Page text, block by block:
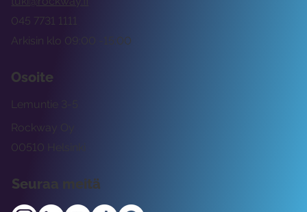
Arkisin klo 09:00 -15:00
045 7731 1111
Osoite
Rockway Oy
Lemuntie 3-5
00510 Helsinki
Seuraa meitä